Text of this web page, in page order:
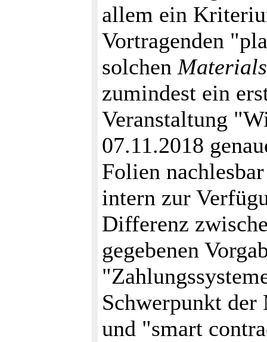
allem ein
Vortragenden
solchen
zumindest ein
Veranstaltung
07.11.2018
Folien
intern zur
Differenz
gegebenen
Schwerpunkt
und "smart